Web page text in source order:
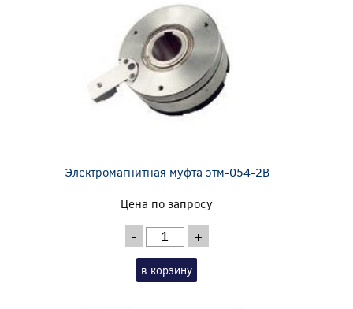
Электромагнитная муфта этм-054-2В
Цена по запросу
- +
в корзину